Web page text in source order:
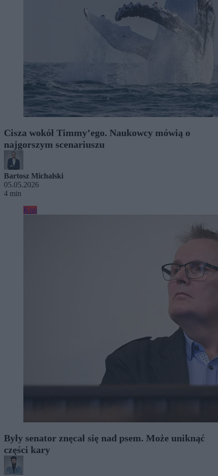
Cisza wokół Timmy’ego. Naukowcy mówią o
najgorszym scenariuszu
Bartosz Michalski
05.05.2026
4 min
Kraj
Były senator znęcał się nad psem. Może uniknąć
części kary